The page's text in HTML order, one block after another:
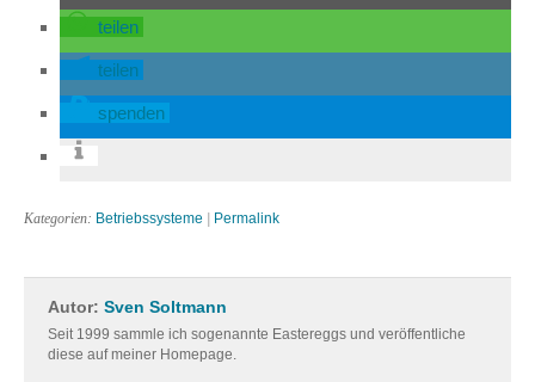
teilen
teilen
spenden
Kategorien: Betriebssysteme Permalink
Autor: Sven Soltmann
Seit 1999 sammle ich sogenannte Eastereggs und veröffentliche
diese auf meiner Homepage.